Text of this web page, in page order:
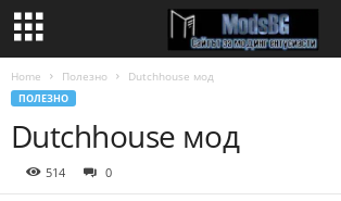
Home Полезно Dutchhouse мод
ПОЛЕЗНО
Dutchhouse мод
514 0